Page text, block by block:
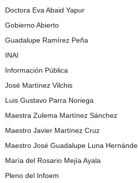
Doctora Eva Abaid Yapur
Gobierno Abierto
Guadalupe Ramírez Peña
INAI
Información Pública
José Martínez Vilchis
Luis Gustavo Parra Noriega
Maestra Zulema Martínez Sánchez
Maestro Javier Martínez Cruz
Maestro José Guadalupe Luna
María del Rosario Mejía Ayala
Pleno del Infoem